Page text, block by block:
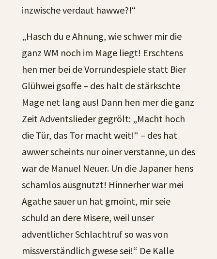
inzwische verdaut hawwe?!“
„Hasch du e Ahnung, wie schwer mir die
ganz WM noch im Mage liegt! Erschtens
hen mer bei de Vorrundespiele statt Bier
Glühwei gsoffe – des halt de stärkschte
Mage net lang aus! Dann hen mer die ganz
Zeit Adventslieder gegrölt: „Macht hoch
die Tür, das Tor macht weit!“ – des hat
awwer scheints nur oiner verstanne, un des
war de Manuel Neuer. Un die Japaner hens
schamlos ausgnutzt! Hinnerher war mei
Agathe sauer un hat gmoint, mir seie
schuld an dere Misere, weil unser
adventlicher Schlachtruf so was von
missverständlich gwese sei!“ De Kalle